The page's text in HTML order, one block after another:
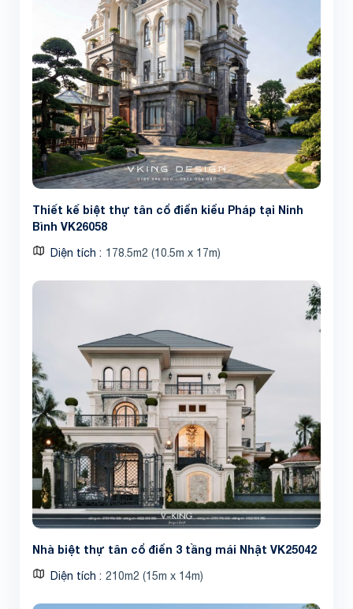
Thiết kế biệt thự tân cổ điển kiểu Pháp tại Ninh
Bình VK26058
Diện tích 178.5m2 (10.5m x 17m)
Nhà biệt thự tân cổ điển 3 tầng mái Nhật VK25042
Diện tích 210m2 (15m x 14m)